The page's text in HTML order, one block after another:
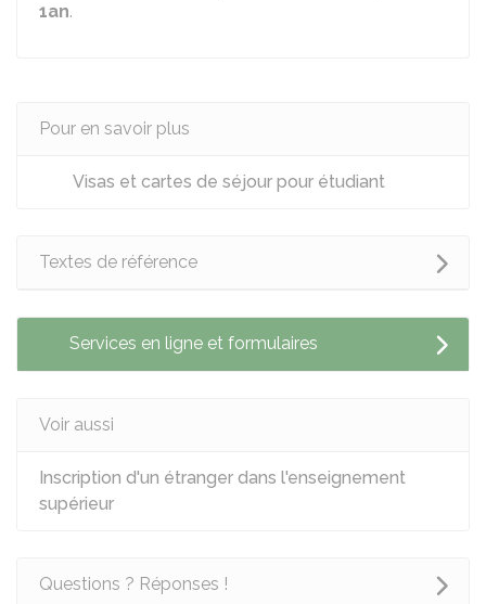
1an.
Pour en savoir plus
Visas et cartes de séjour pour étudiant
Textes de référence
Services en ligne et formulaires
Voir aussi
Inscription d'un étranger dans l'enseignement
supérieur
Questions ? Réponses !